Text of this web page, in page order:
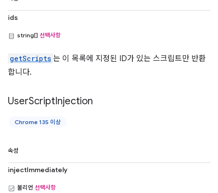
ids
string[] 선택사항
getScripts 는 이 목록에 지정된 ID가 있는 스크립트만 반환
합니다.
UserScriptInjection
Chrome 135 이상
속성
injectImmediately
불리언 선택사항